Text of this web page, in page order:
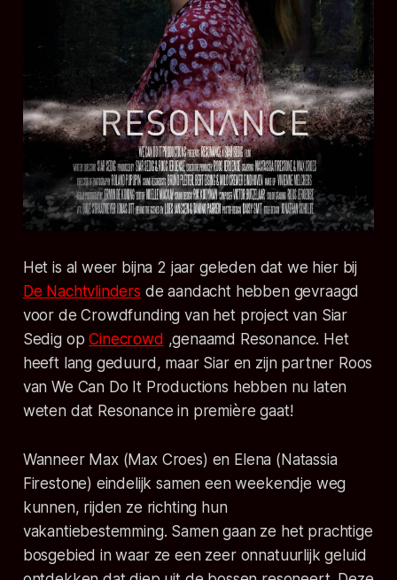
Het is al weer bijna 2 jaar geleden dat we hier bij
De Nachtvlinders de aandacht hebben gevraagd
voor de Crowdfunding van het project van Siar
Sedig opCinecrowd ,genaamd Resonance. Het
heeft lang geduurd, maar Siar en zijn partner Roos
van We Can Do It Productions hebben nu laten
weten dat Resonancein première gaat!
Wanneer Max (Max Croes) en Elena (Natassia
Firestone) eindelijk samen een weekendje weg
kunnen, rijden ze richting hun
vakantiebestemming. Samen gaan ze het prachtige
bosgebied in waar ze een zeer onnatuurlijk geluid